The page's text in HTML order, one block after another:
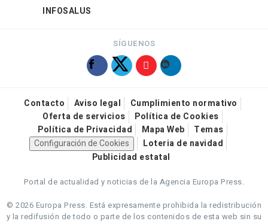
INFOSALUS
SÍGUENOS
Contacto Aviso legal
Cumplimiento normativo
Oferta de servicios
Política de Cookies
Política de Privacidad
Mapa Web
Temas
Configuración de Cookies
Loteria de navidad
Publicidad estatal
Portal de actualidad y noticias de la Agencia Europa Press.
© 2026 Europa Press. Está expresamente prohibida la redistribución
y la redifusión de todo o parte de los contenidos de esta web sin su